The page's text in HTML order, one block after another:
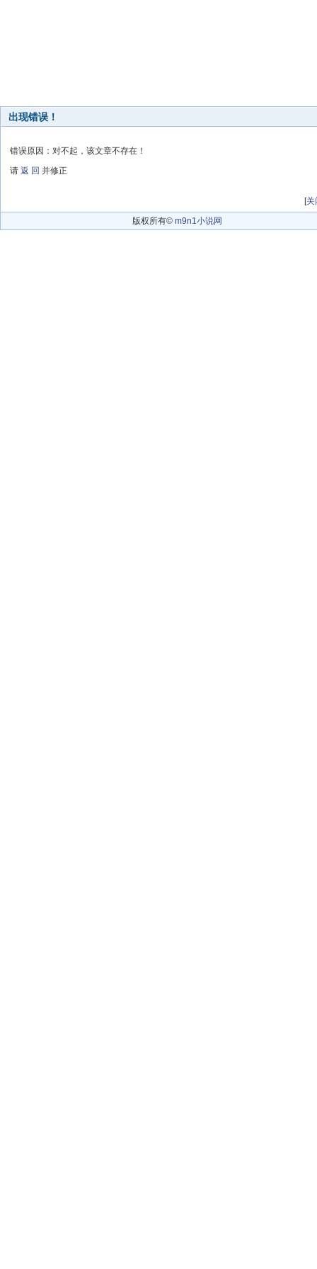
出现错误！
错误原因：对不起，该文章不存在！
请 返 回 并修正
[关
版权所有© m9n1小说网